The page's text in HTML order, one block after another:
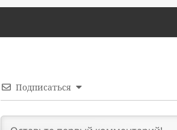
Подписаться